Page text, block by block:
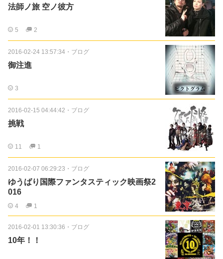
法師ノ旅 空ノ彼方
5 2
2016-02-24 13:57:34 ・ ブログ
御注進
3
2016-02-15 04:44:42 ・ ブログ
挑戦
11 1
2016-02-07 06:29:23 ・ ブログ
ゆうばり国際ファンタスティック映画祭2
016
4 1
2016-02-01 13:30:36 ・ ブログ
10年！！